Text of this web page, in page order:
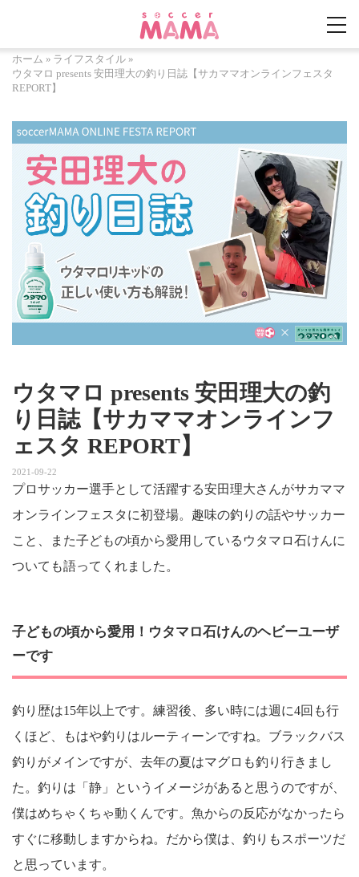
ホーム » ライフスタイル »
ウタマロ presents 安田理大の釣り日誌【サカママオンラインフェスタ
REPORT】
ウタマロ presents 安田理大の釣
り日誌【サカママオンラインフ
ェスタ REPORT】
2021-09-22
プロサッカー選手として活躍する安田理大さんがサカママ
オンラインフェスタに初登場。趣味の釣りの話やサッカー
こと、また子どもの頃から愛用しているウタマロ石けんに
ついても語ってくれました。
子どもの頃から愛用！ウタマロ石けんのヘビーユーザ
ーです
釣り歴は15年以上です。練習後、多い時には週に4回も行
くほど、もはや釣りはルーティーンですね。ブラックバス
釣りがメインですが、去年の夏はマグロも釣り行きまし
た。釣りは「静」というイメージがあると思うのですが、
僕はめちゃくちゃ動くんです。魚からの反応がなかったら
すぐに移動しますからね。だから僕は、釣りもスポーツだ
と思っています。